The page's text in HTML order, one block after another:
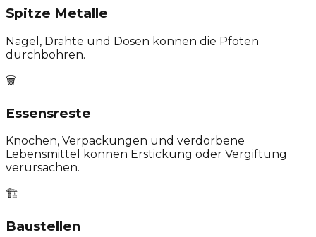
Spitze Metalle
Nägel, Drähte und Dosen können die Pfoten
durchbohren.
🗑️
Essensreste
Knochen, Verpackungen und verdorbene
Lebensmittel können Erstickung oder Vergiftung
verursachen.
🏗️
Baustellen